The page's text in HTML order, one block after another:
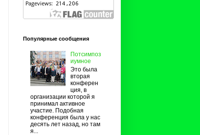
Популярные сообщения
Потсимпоз
иумное
Это была
вторая
конферен
ция, в
организации которой я
принимал активное
участие. Подобная
конференция была у нас
десять лет назад, но там
я...